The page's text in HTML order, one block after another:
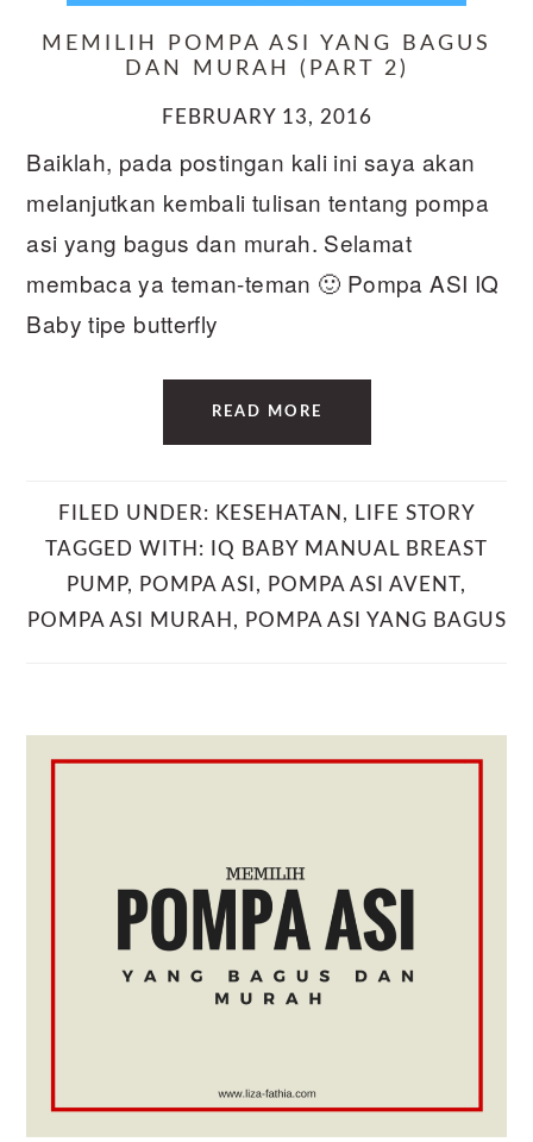
MEMILIH POMPA ASI YANG BAGUS
DAN MURAH (PART 2)
FEBRUARY 13, 2016
Baiklah, pada postingan kali ini saya akan
melanjutkan kembali tulisan tentang pompa
asi yang bagus dan murah. Selamat
membaca ya teman-teman 🙂 Pompa ASI IQ
Baby tipe butterfly
READ MORE
FILED UNDER: KESEHATAN , LIFE STORY
TAGGED WITH:
IQ BABY MANUAL BREAST
PUMP, POMPA ASI , POMPA ASI AVENT,
POMPA ASI MURAH , POMPA ASI YANG BAGUS